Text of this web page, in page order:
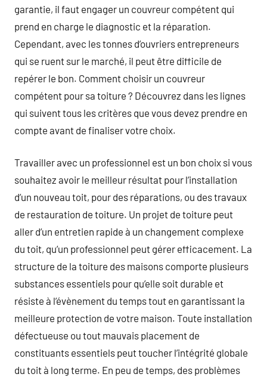
garantie, il faut engager un couvreur compétent qui
prend en charge le diagnostic et la réparation.
Cependant, avec les tonnes d’ouvriers entrepreneurs
qui se ruent sur le marché, il peut être difficile de
repérer le bon. Comment choisir un couvreur
compétent pour sa toiture ? Découvrez dans les lignes
qui suivent tous les critères que vous devez prendre en
compte avant de finaliser votre choix.
Travailler avec un professionnel est un bon choix si vous
souhaitez avoir le meilleur résultat pour l’installation
d’un nouveau toit, pour des réparations, ou des travaux
de restauration de toiture. Un projet de toiture peut
aller d’un entretien rapide à un changement complexe
du toit, qu’un professionnel peut gérer efficacement. La
structure de la toiture des maisons comporte plusieurs
substances essentiels pour qu’elle soit durable et
résiste à l’évènement du temps tout en garantissant la
meilleure protection de votre maison. Toute installation
défectueuse ou tout mauvais placement de
constituants essentiels peut toucher l’intégrité globale
du toit à long terme. En peu de temps, des problèmes